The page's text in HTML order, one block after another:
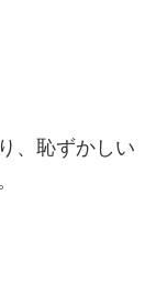
、恥ずかしい